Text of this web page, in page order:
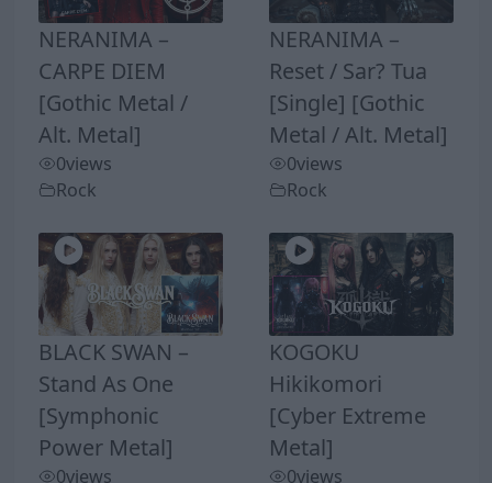
NERANIMA –
CARPE DIEM
[Gothic Metal /
Alt. Metal]
0views
Rock
NERANIMA –
Reset / Sar? Tua
[Single] [Gothic
Metal / Alt. Metal]
0views
Rock
BLACK SWAN –
Stand As One
[Symphonic
Power Metal]
0views
KOGOKU
Hikikomori
[Cyber Extreme
Metal]
0views